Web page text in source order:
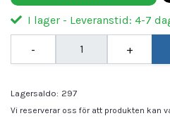
I lager - Leveranstid: 4-7
- +
Lagersaldo: 297
Vi reserverar oss för att produkten kan